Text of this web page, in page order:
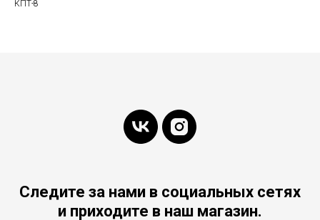
КПТ-8
Следите за нами в социальных сетях
и приходите в наш магазин.